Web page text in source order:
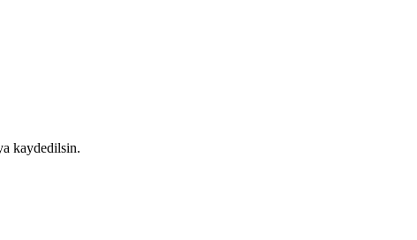
kaydedilsin.